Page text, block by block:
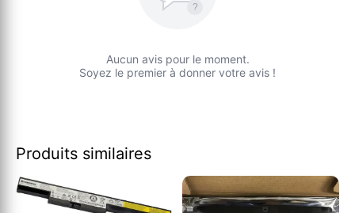
?
Aucun avis pour le moment.
Soyez le premier à donner votre avis !
Produits similaires